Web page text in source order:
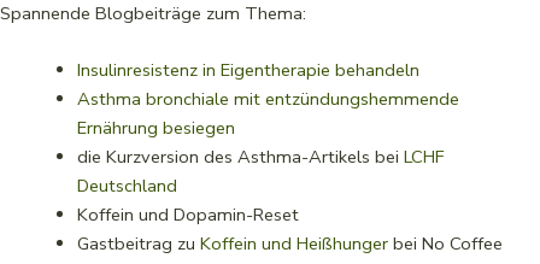
Spannende Blogbeiträge zum Thema:
Insulinresistenz in Eigentherapie behandeln
Asthma bronchiale mit entzündungshemmende
Ernährung besiegen
die Kurzversion des Asthma-Artikels bei LCHF
Deutschland
Koffein und Dopamin-Reset
Gastbeitrag zu Koffein und Heißhungerbei No Coffee